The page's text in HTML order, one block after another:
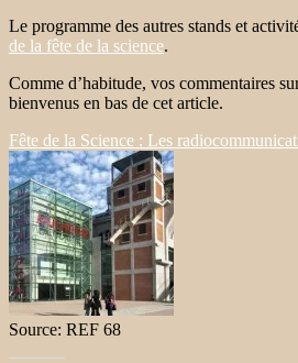
Le programme des autres stands et
de la fête de la science.
Comme d’habitude, vos commentaires
bienvenus en bas de cet article.
Fête de la Science : Les
Source: REF 68